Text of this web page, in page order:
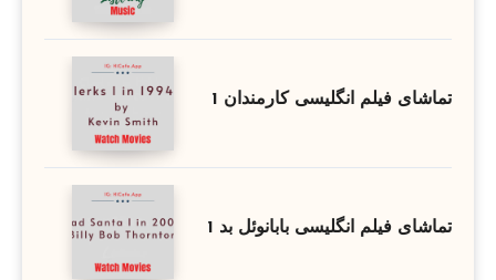
تماشای فیلم انگلیسی کارمندان 1
تماشای فیلم انگلیسی بابانوئل بد 1